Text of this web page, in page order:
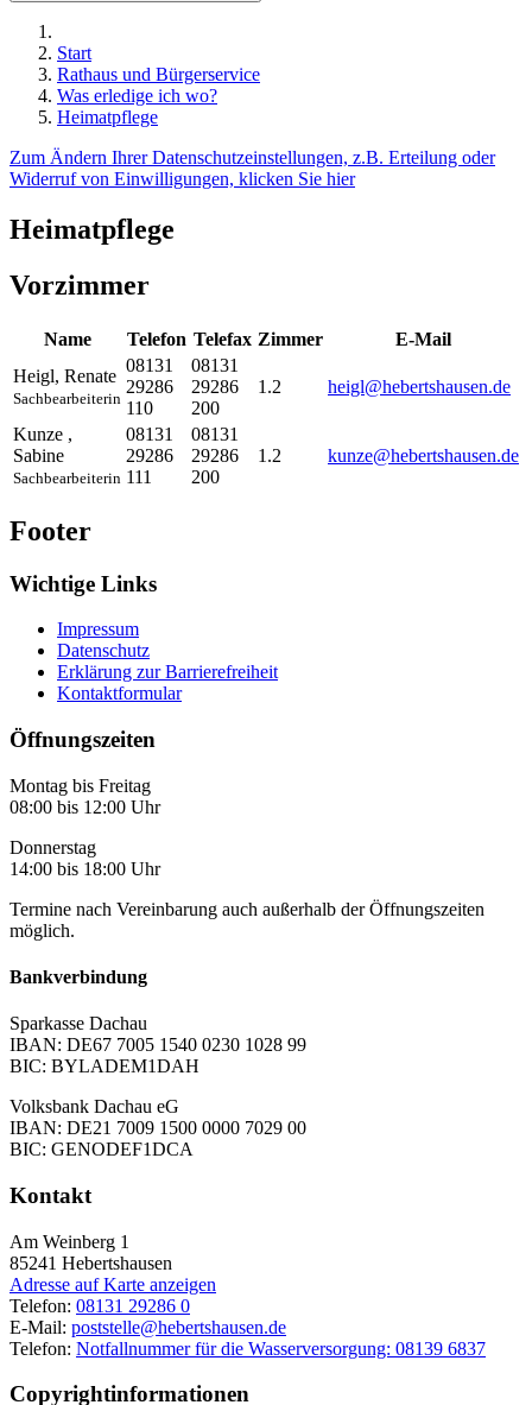
Start
Rathaus und Bürgerservice
Was erledige ich wo?
Heimatpflege
Zum Ändern Ihrer Datenschutzeinstellungen, z.B. Erteilung oder
Widerruf von Einwilligungen, klicken Sie hier
Heimatpflege
Vorzimmer
Name Telefon Telefax Zimmer
E-Mail
Heigl, Renate
Sachbearbeiterin
08131
29286
110
08131
29286
200
1.2 heigl@hebertshausen.de
Kunze ,
Sabine
Sachbearbeiterin
08131
29286
111
08131
29286
200
1.2 kunze@hebertshausen.de
Footer
Wichtige Links
Impressum
Datenschutz
Erklärung zur Barrierefreiheit
Kontaktformular
Öffnungszeiten
Montag bis Freitag
08:00 bis 12:00 Uhr
Donnerstag
14:00 bis 18:00 Uhr
Termine nach Vereinbarung auch außerhalb der Öffnungszeiten
möglich.
Bankverbindung
Sparkasse Dachau
IBAN: DE67 7005 1540 0230 1028 99
BIC: BYLADEM1DAH
Volksbank Dachau eG
IBAN: DE21 7009 1500 0000 7029 00
BIC: GENODEF1DCA
Kontakt
Am Weinberg 1
85241 Hebertshausen
Adresse auf Karte anzeigen
Telefon: 08131 29286 0
E-Mail: poststelle@hebertshausen.de
Telefon: Notfallnummer für die Wasserversorgung: 08139 6837
Copyrightinformationen